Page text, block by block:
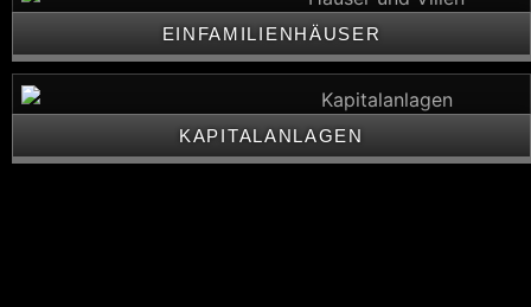
EINFAMILIENHÄUSER
KAPITALANLAGEN